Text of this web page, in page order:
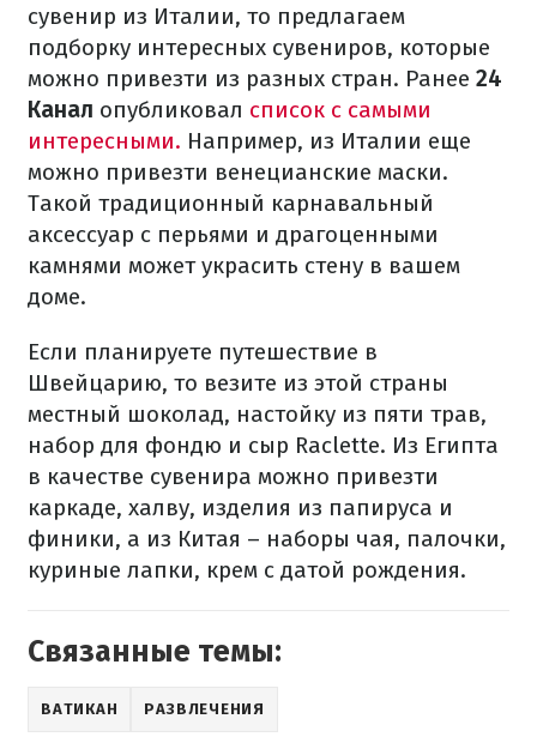
сувенир из Италии, то предлагаем
подборку интересных сувениров, которые
можно привезти из разных стран. Ранее 24
Канал опубликовал список с самыми
интересными. Например, из Италии еще
можно привезти венецианские маски.
Такой традиционный карнавальный
аксессуар с перьями и драгоценными
камнями может украсить стену в вашем
доме.
Если планируете путешествие в
Швейцарию, то везите из этой страны
местный шоколад, настойку из пяти трав,
набор для фондю и сыр Raclette. Из Египта
в качестве сувенира можно привезти
каркаде, халву, изделия из папируса и
финики, а из Китая – наборы чая, палочки,
куриные лапки, крем с датой рождения.
Связанные темы:
ВАТИКАН РАЗВЛЕЧЕНИЯ